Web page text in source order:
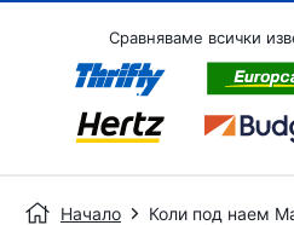
Сравняваме всички
Начало Коли под наем